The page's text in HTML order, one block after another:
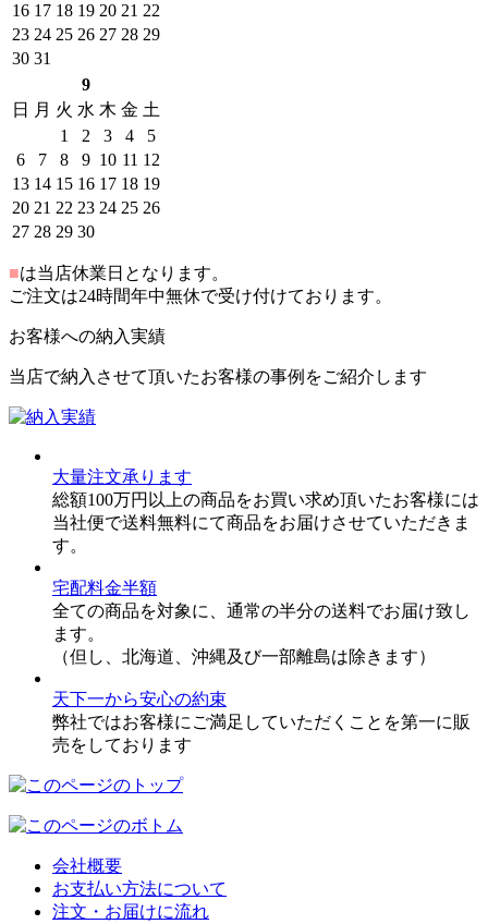
16 17 18 19 20 21 22
23 24 25 26 27 28 29
30 31
9
日
月 火 水 木 金 土
1
2 3 4
5
6
7 8 9 10 11 12
13 14 15 16 17 18 19
20 21 22 23 24 25 26
27 28 29 30
■は当店休業日となります。
ご注文は24時間年中無休で受け付けております。
お客様への納入実績
当店で納入させて頂いたお客様の事例をご紹介します
大量注文承ります
総額100万円以上の商品をお買い求め頂いたお客様には
当社便で送料無料にて商品をお届けさせていただきま
す。
宅配料金半額
全ての商品を対象に、通常の半分の送料でお届け致し
ます。
（但し、北海道、沖縄及び一部離島は除きます）
天下一から安心の約束
弊社ではお客様にご満足していただくことを第一に販
売をしております
会社概要
お支払い方法について
注文・お届けに流れ